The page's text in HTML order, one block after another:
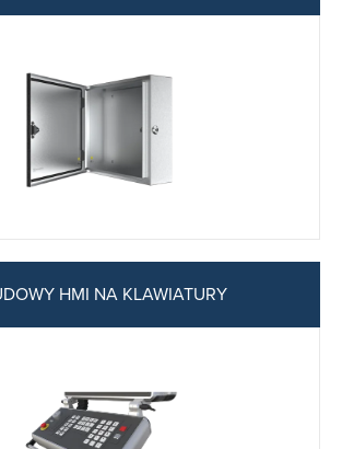
HMI NA KLAWIATURY